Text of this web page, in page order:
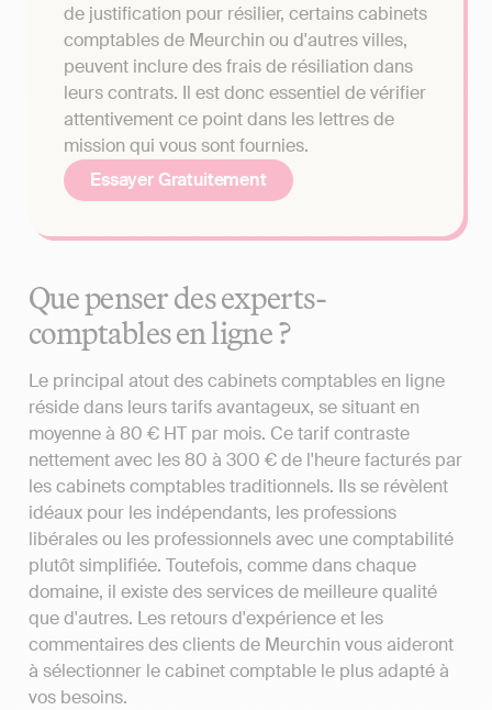
de justification pour résilier, certains cabinets
comptables de Meurchin ou d'autres villes,
peuvent inclure des frais de résiliation dans
leurs contrats. Il est donc essentiel de vérifier
attentivement ce point dans les lettres de
mission qui vous sont fournies.
Essayer Gratuitement
Que penser des experts-
comptables en ligne ?
Le principal atout des cabinets comptables en ligne
réside dans leurs tarifs avantageux, se situant en
moyenne à 80 € HT par mois. Ce tarif contraste
nettement avec les 80 à 300 € de l'heure facturés par
les cabinets comptables traditionnels. Ils se révèlent
idéaux pour les indépendants, les professions
libérales ou les professionnels avec une comptabilité
plutôt simplifiée. Toutefois, comme dans chaque
domaine, il existe des services de meilleure qualité
que d'autres. Les retours d'expérience et les
commentaires des clients de Meurchin vous aideront
à sélectionner le cabinet comptable le plus adapté à
vos besoins.